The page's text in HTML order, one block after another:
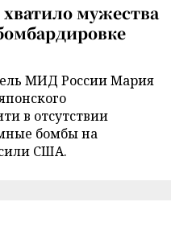
мужества
МИД России Мария
в отсутствии
бомбы на
США.